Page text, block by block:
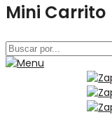
Mini Carrito